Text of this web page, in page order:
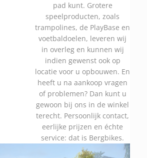
pad kunt. Grotere
speelproducten, zoals
trampolines, de PlayBase en
voetbaldoelen, leveren wij
in overleg en kunnen wij
indien gewenst ook op
locatie voor u opbouwen. En
heeft u na aankoop vragen
of problemen? Dan kunt u
gewoon bij ons in de winkel
terecht. Persoonlijk contact,
eerlijke prijzen en échte
service: dat is Bergbikes.